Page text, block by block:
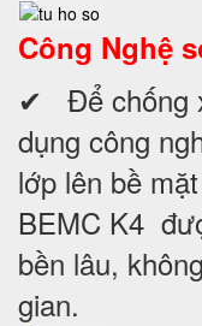
Công Nghệ
✔ Để chống
dụng công
lớp lên bề
BEMC K4
bền lâu,
gian.